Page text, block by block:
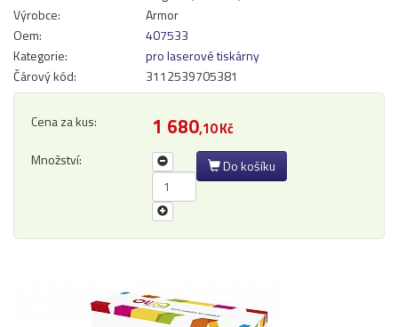
Náplně
pro laserové tiskárny
pro jehličkové tiskárny
pro inkoustové tiskárny
Samolepící štítky
Čisticí prostředky
Výrobce:
Armor
Oem:
407533
Kategorie:
pro laserové tiskárny
Čárový kód:
3112539705381
Cena za kus: 1 680,10 Kč
Množství: Do košíku